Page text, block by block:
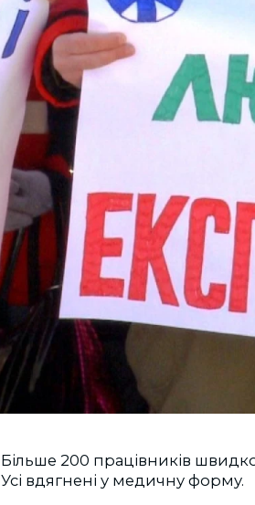
Більше 200 працівників
Усі вдягнені у медичну форму.